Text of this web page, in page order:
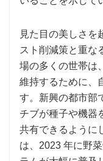
見た目の美しさを
スト削減策と重な
場の多くの世帯は
維持するために、
す。新興の都市部
チブが種子や機器
共有できるように
は、2023 年に野